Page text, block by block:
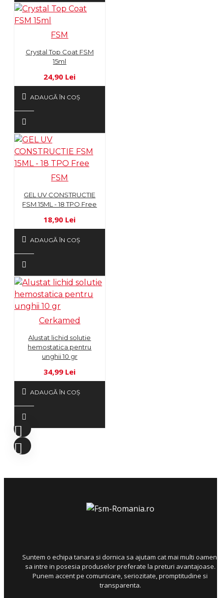
FSM
Crystal Top Coat FSM
15ml
24,90 Lei
ADAUGĂ ÎN COŞ
FSM
GEL UV CONSTRUCTIE
FSM 15ML - 18 TPO Free
18,90 Lei
ADAUGĂ ÎN COŞ
Cerkamed
Alustat lichid solutie
hemostatica pentru
unghii 10 gr
34,99 Lei
ADAUGĂ ÎN COŞ
Suntem o echipa tanara si dornica sa ajutam cat mai multi oameni
sa intre in posesia produselor preferate la preturi avantajoase.
Punem accent pe comunicare, seriozitate, promptitudine si
transparenta.